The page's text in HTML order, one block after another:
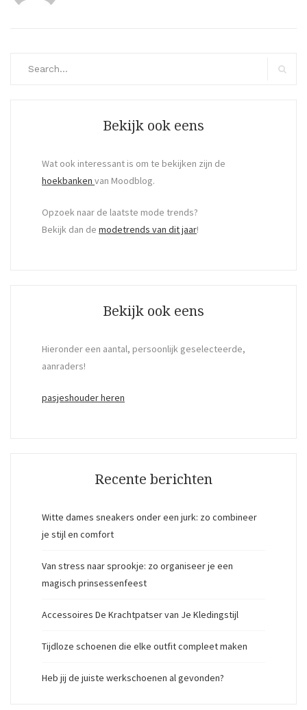
Bekijk ook eens
Wat ook interessant is om te bekijken zijn de
hoekbanken van Moodblog.
Opzoek naar de laatste mode trends?
Bekijk dan de modetrends van dit jaar!
Bekijk ook eens
Hieronder een aantal, persoonlijk geselecteerde,
aanraders!
pasjeshouder heren
Recente berichten
Witte dames sneakers onder een jurk: zo combineer
je stijl en comfort
Van stress naar sprookje: zo organiseer je een
magisch prinsessenfeest
Accessoires De Krachtpatser van Je Kledingstijl
Tijdloze schoenen die elke outfit compleet maken
Heb jij de juiste werkschoenen al gevonden?